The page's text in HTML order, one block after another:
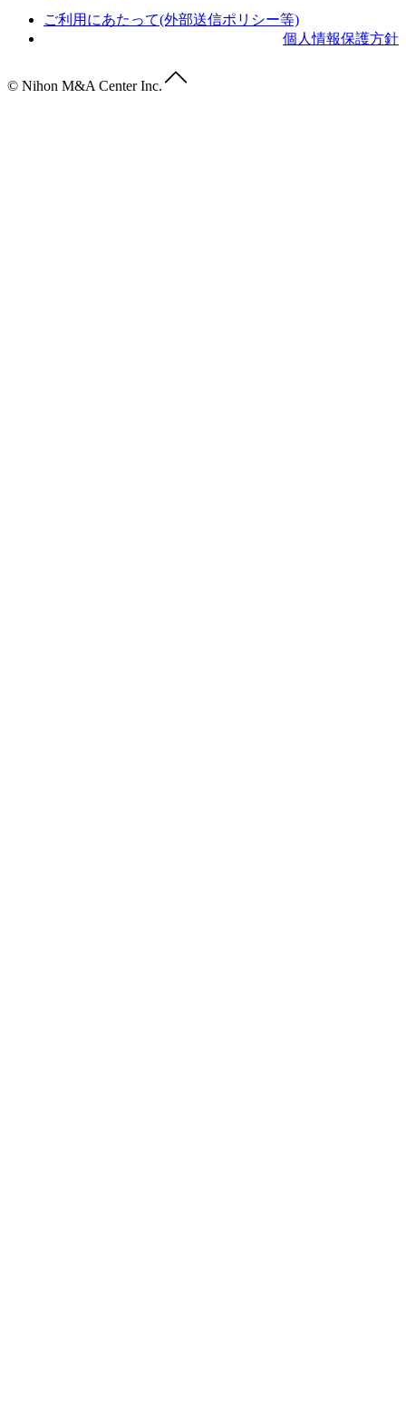
ご利用にあたって(外部送信ポリシー等)
個人情報保護方針
© Nihon M&A Center Inc.